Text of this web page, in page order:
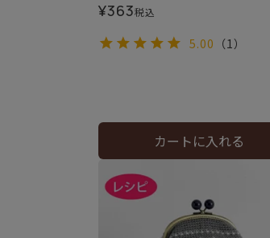
¥363税込
5.00 （1）
カートに入れる